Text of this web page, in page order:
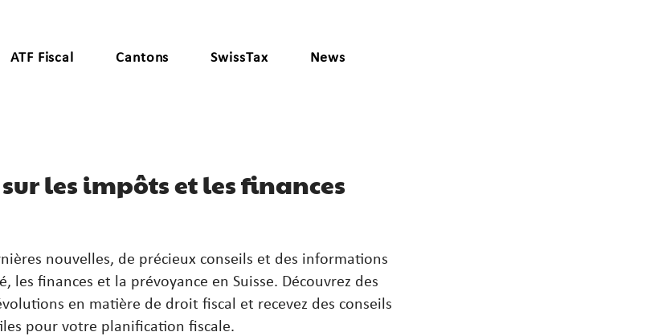
ATF Fiscal Cantons SwissTax News
les impôts et les finances
nouvelles, de précieux conseils et des informations
les finances et la prévoyance en Suisse. Découvrez des
en matière de droit fiscal et recevez des conseils
pour votre planification fiscale.